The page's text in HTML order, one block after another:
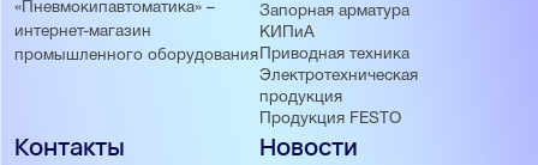
«Пневмокипавтоматика» –
интернет-магазин
промышленного оборудования
Запорная арматура
КИПиА
Приводная техника
Электротехническая
продукция
Продукция FESTO
Новости
Контакты